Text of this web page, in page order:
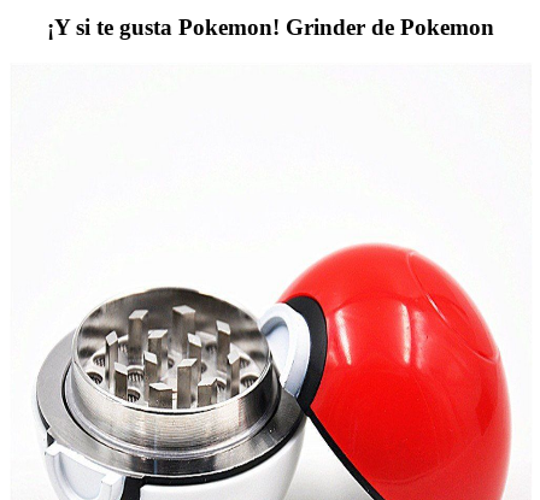
¡Y si te gusta Pokemon! Grinder de Pokemon